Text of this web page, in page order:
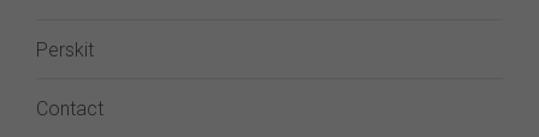
Perskit
Contact